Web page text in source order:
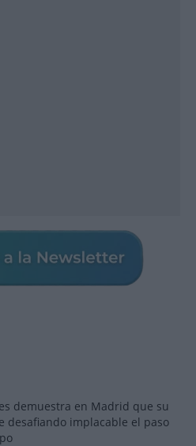
demuestra en Madrid que su
desafiando implacable el paso